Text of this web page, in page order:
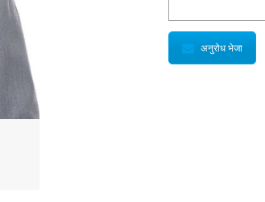
अनुरोध भेजा